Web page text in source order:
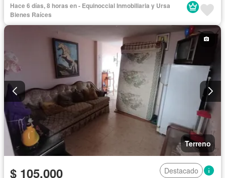
Hace 6 días, 8 horas en - Equinoccial Inmobiliaria y Ursa
Bienes Raíces
Terreno
$ 105.000 Destacado